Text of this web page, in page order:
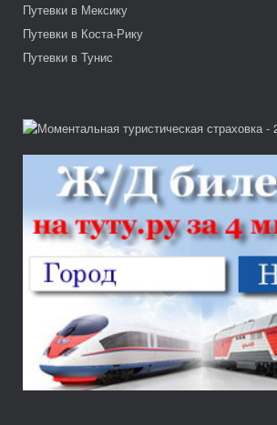
Путевки в Мексику
Путевки в Коста-Рику
Путевки в Тунис